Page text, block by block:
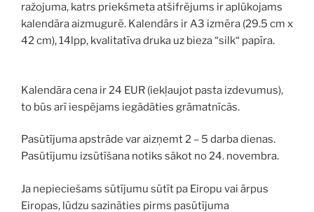
ražojuma, katrs priekšmeta atšifrējums ir aplūkojams
kalendāra aizmugurē. Kalendārs ir A3 izmēra (29.5 cm x
42 cm), 14lpp, kvalitatīva druka uz bieza “silk“ papīra.
Kalendāra cena ir 24 EUR (iekļaujot pasta izdevumus),
to būs arī iespējams iegādāties grāmatnīcās.
Pasūtījuma apstrāde var aizņemt 2 – 5 darba dienas.
Pasūtījumu izsūtīšana notiks sākot no 24. novembra.
Ja nepieciešams sūtījumu sūtīt pa Eiropu vai ārpus
Eiropas, lūdzu sazināties pirms pasūtījuma